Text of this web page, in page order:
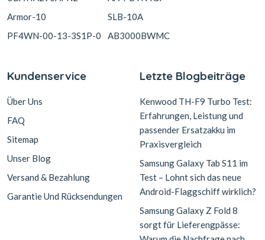
Armor-10
PF4WN-00-13-3S1P-0
SLB-10A
AB3000BWMC
Kundenservice
Über Uns
FAQ
Sitemap
Unser Blog
Versand & Bezahlung
Garantie Und Rücksendungen
Letzte Blogbeiträge
Kenwood TH-F9 Turbo Test:
Erfahrungen, Leistung und
passender Ersatzakku im
Praxisvergleich
Samsung Galaxy Tab S11 im
Test – Lohnt sich das neue
Android-Flaggschiff wirklich?
Samsung Galaxy Z Fold 8
sorgt für Lieferengpässe: